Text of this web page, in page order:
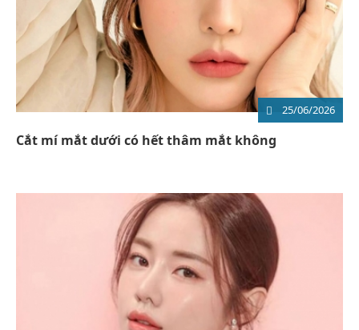
25/06/2026
Cắt mí mắt dưới có hết thâm mắt không